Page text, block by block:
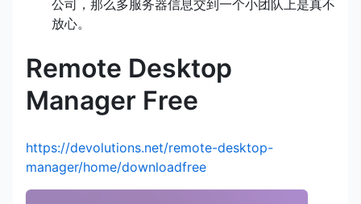
公司，那么多服务器信息交到一个小团队上是真不
放心。
Remote Desktop
Manager Free
https://devolutions.net/remote-desktop-
manager/home/downloadfree